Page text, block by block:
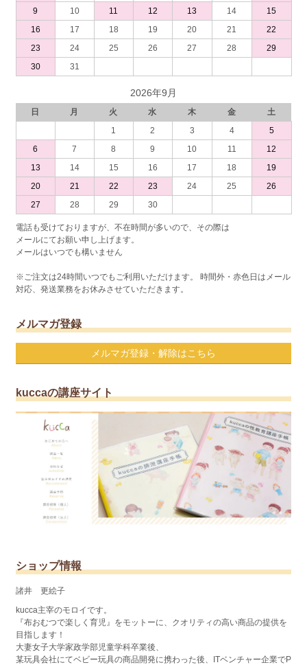
9 10 11 12 13 14
15
16
17 18 19 20 21
22
23
24 25 26 27 28
29
30
31
2026年9月
日 月 火 水 木 金
土
1
2 3 4
5
6
7 8 9 10 11
12
13
14 15 16 17 18
19
20
21 22 23 24 25
26
27
28 29 30
電話も受けておりますが、不在時間が多いので、その際は
メールにてお願い申し上げます。
メールはいつでも構いません
※ご注文は24時間いつでもご利用いただけます。 時間外・赤色日はメール
対応、発送業務をお休みさせていただきます。
メルマガ登録
メルマガ登録・解除はこちら
kuccaの講座サイト
ショップ情報
諸井 更絵子
kucca主宰のモロイです。
『布おむつで楽しく育児』をモットーに、クオリティの高い商品の提供を
目指します！
大妻女子大学家政学部児童学科卒業後、
某玩具会社にてベビー玩具の商品開発に携わった後、ITベンチャー企業でP